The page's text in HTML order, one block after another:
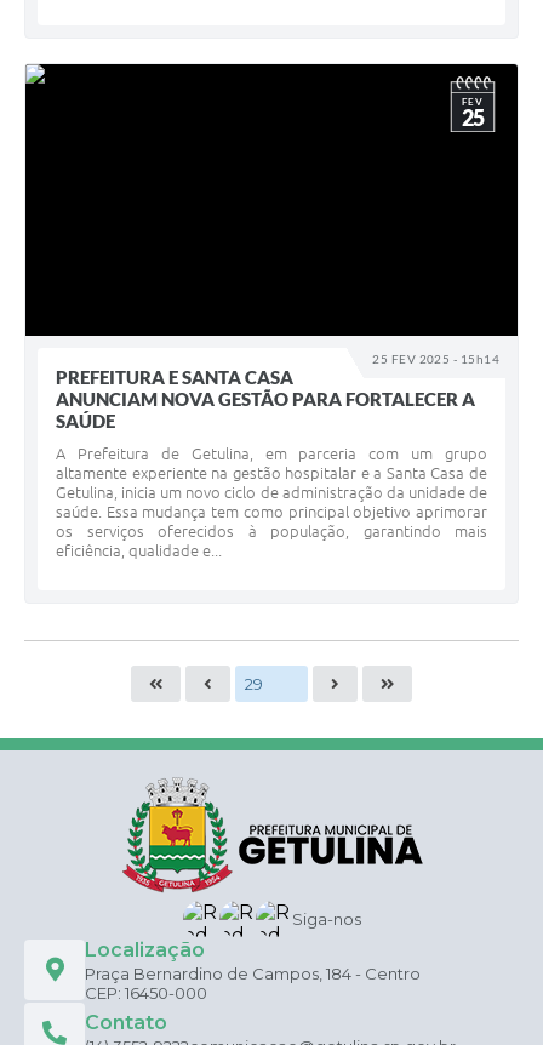
25 FEV 2025 - 15h14
FEV
25
PREFEITURA E SANTA CASA
ANUNCIAM NOVA GESTÃO PARA FORTALECER A
SAÚDE
A Prefeitura de Getulina, em parceria com um grupo
altamente experiente na gestão hospitalar e a Santa Casa de
Getulina, inicia um novo ciclo de administração da unidade de
saúde. Essa mudança tem como principal objetivo aprimorar
os serviços oferecidos à população, garantindo mais
eficiência, qualidade e...
Siga-nos
Localização
Praça Bernardino de Campos, 184 - Centro
CEP: 16450-000
Contato